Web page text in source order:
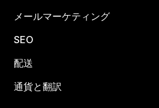
メールマーケティング
SEO
配送
通貨と翻訳